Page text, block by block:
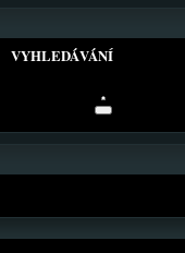
VYHLEDÁVÁNÍ